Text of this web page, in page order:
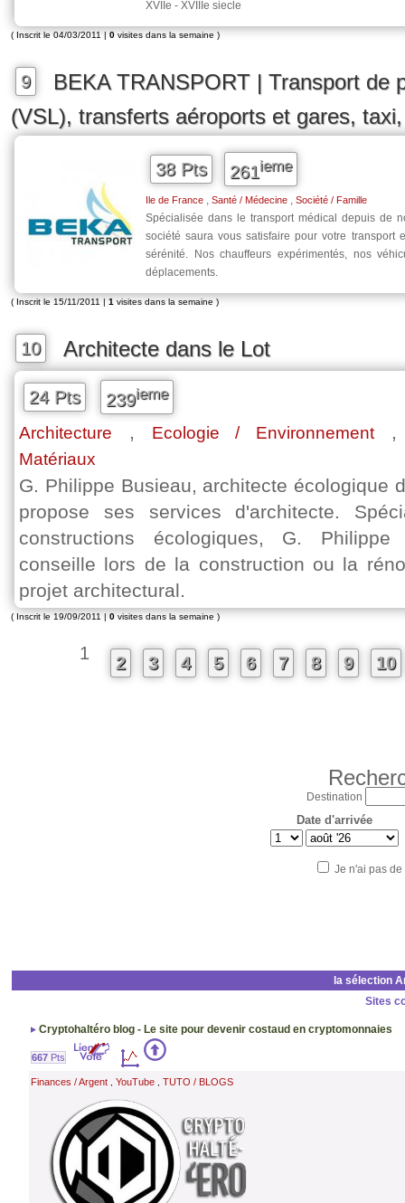
XVIIe - XVIIIe siecle
( Inscrit le 04/03/2011 | 0 visites dans la semaine )
9
BEKA TRANSPORT | Transport de
(VSL), transferts aéroports et gares,
38 Pts 261ieme
Ile de France Santé / Médecine Société / Famille
Spécialisée dans le transport médical depuis de
société saura vous satisfaire pour votre transport
sérénité. Nos chauffeurs expérimentés, nos
déplacements.
( Inscrit le 15/11/2011 | 1 visites dans la semaine )
10 Architecte dans le Lot
24 Pts 239ieme
Architecture , Ecologie / Environnement
Matériaux
G. Philippe Busieau, architecte écologique
propose ses services d'architecte.
constructions écologiques, G.
conseille lors de la construction ou la
projet architectural.
( Inscrit le 19/09/2011 | 0 visites dans la semaine )
1 2 3 4 5 6 7 8 9 10
Destination
Date d'arrivée
Je n'ai pas
la sélection
Sites
Cryptohaltéro blog - Le site pour devenir costaud en cryptomonnaies
667Pts
Finances / Argent, YouTube, TUTO / BLOGS